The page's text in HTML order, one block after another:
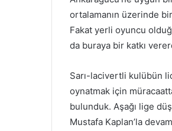
ortalamanın üzerinde
Fakat yerli oyuncu
da buraya bir katkı
Sarı-lacivertli kulübün
oynatmak için
bulunduk. Aşağı lige
Mustafa Kaplan’la